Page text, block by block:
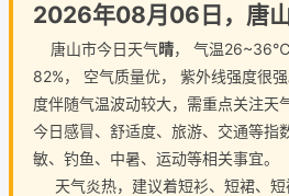
2026年08月06日，唐山
唐山市今日天气晴， 气温26~36℃
82%， 空气质量优， 紫外线强度很
度伴随气温波动较大，需重点关注天
今日感冒、舒适度、旅游、交通等指
敏、钓鱼、中暑、运动等相关事宜。
天气炎热，建议着短衫、短裙、短